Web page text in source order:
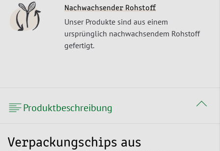
Nachwachsender Rohstoff
Unser Produkte sind aus einem
ursprünglich nachwachsendem Rohstoff
gefertigt.
Produktbeschreibung
Verpackungschips aus